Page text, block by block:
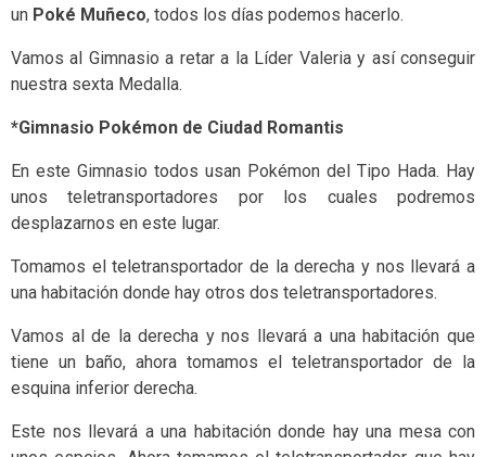
un Poké Muñeco, todos los días podemos hacerlo.
Vamos al Gimnasio a retar a la Líder Valeria y así conseguir
nuestra sexta Medalla.
*Gimnasio Pokémon de Ciudad Romantis
En este Gimnasio todos usan Pokémon del Tipo Hada. Hay
unos teletransportadores por los cuales podremos
desplazarnos en este lugar.
Tomamos el teletransportador de la derecha y nos llevará a
una habitación donde hay otros dos teletransportadores.
Vamos al de la derecha y nos llevará a una habitación que
tiene un baño, ahora tomamos el teletransportador de la
esquina inferior derecha.
Este nos llevará a una habitación donde hay una mesa con